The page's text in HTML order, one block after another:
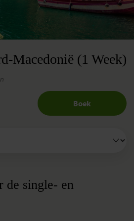
Macedonië (1 Week)
Boek
de single- en